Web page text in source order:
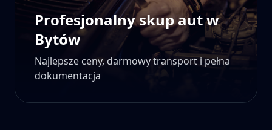
Profesjonalny skup aut w
Bytów
Najlepsze ceny, darmowy transport i pełna
dokumentacja